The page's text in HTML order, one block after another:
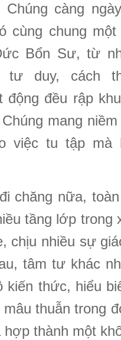
càng
cùng chung
Bổn Sư, từ
tư duy, cách
động đều rập
mang
việc tu tập mà
chăng nữa,
tầng lớp trong
chịu nhiều sự
tâm tư khác
kiến thức, hiểu
thuẫn trong
hợp thành một